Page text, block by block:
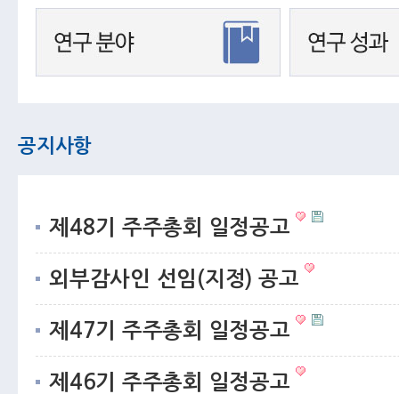
공지사항
제48기 주주총회 일정공고
외부감사인 선임(지정) 공고
제47기 주주총회 일정공고
제46기 주주총회 일정공고